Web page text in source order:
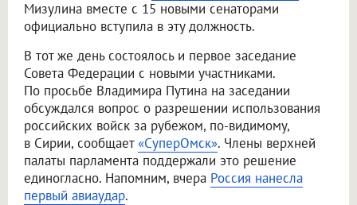
Мизулина вместе с 15 новыми сенаторами
официально вступила в эту должность.
В тот же день состоялось и первое заседание
Совета Федерации с новыми участниками.
По просьбе Владимира Путина на заседании
обсуждался вопрос о разрешении использования
российских войск за рубежом, по-видимому,
в Сирии, сообщает«СуперОмск». Члены верхней
палаты парламента поддержали это решение
единогласно. Напомним, вчера Россия нанесла
первый авиаудар.